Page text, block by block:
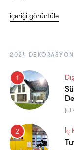
içeriği görüntüle
2024 DEKORASYON
1
2 İç